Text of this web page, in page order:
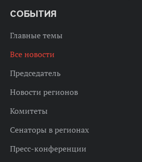
СОБЫТИЯ
Главные темы
Все новости
Председатель
Новости регионов
Комитеты
Сенаторы в регионах
Пресс-конференции